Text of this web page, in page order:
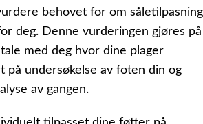
behovet for om såletilpasning
deg. Denne vurderingen gjøres på
med deg hvor dine plager
på undersøkelse av foten din og
av gangen.